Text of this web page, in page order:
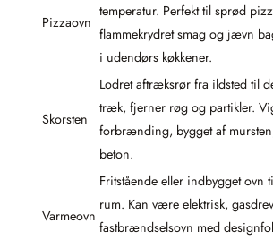
Pizzaovn
temperatur. Perfekt til sprød
flammekrydret smag og jævn
i udendørs køkkener.
Skorsten
Lodret aftræksrør fra ildsted til
træk, fjerner røg og partikler.
forbrænding, bygget af
beton.
Varmeovn
Fritstående eller indbygget ovn
rum. Kan være elektrisk,
fastbrændselsovn med